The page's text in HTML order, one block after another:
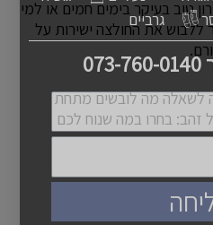
טוב בעיקר בימים חמים או למי
ללבוש את החולצה ישירות על
לשאלה מה לובשים מתחת
זהב: בחרו במה שנוח לכם
גרביים